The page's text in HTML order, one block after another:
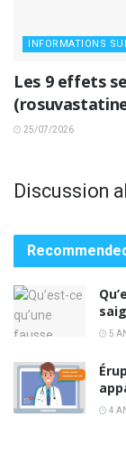
INFORMATIONS
Les 9 effets
25/07/2026
Discussion
5
4